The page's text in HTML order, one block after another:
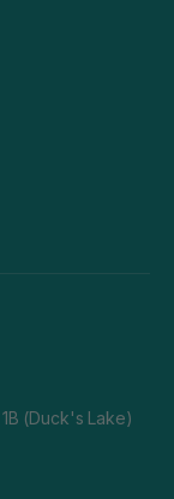
(Duck's Lake)